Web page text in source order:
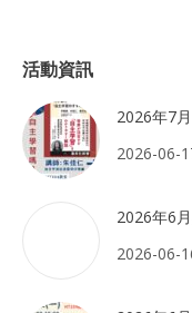
活動資訊
2026年7
2026-06-
2026年6
2026-06-